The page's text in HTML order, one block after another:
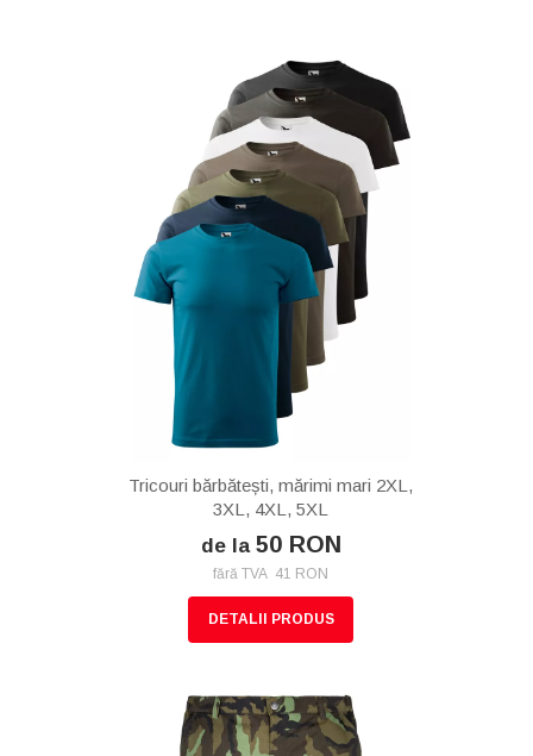
Tricouri bărbătești, mărimi mari 2XL,
3XL, 4XL, 5XL
de la 50 RON
fără TVA 41 RON
DETALII PRODUS